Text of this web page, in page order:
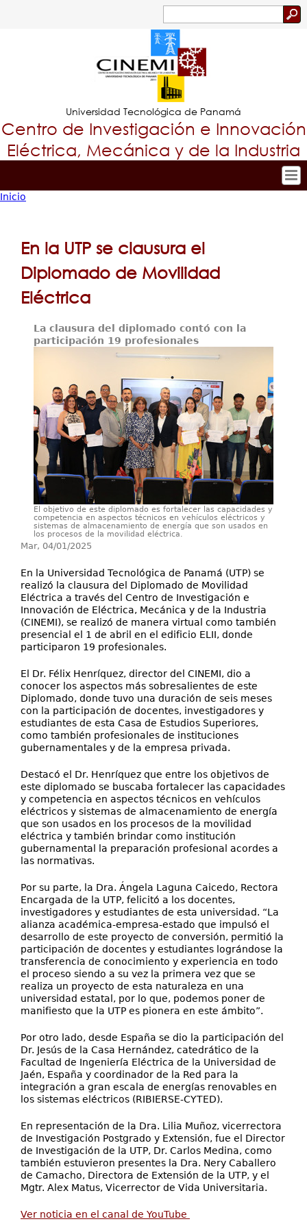
Jump to navigation
Formulario
de
búsqueda
Universidad Tecnológica de Panamá
Centro de Investigación e Innovación
Eléctrica, Mecánica y de la Industria
Tropical
Principal
Investigación y Desarrollo
Proyectos de Investigación
Extensión
Eventos
Contáctenos
está
aquí
Inicio
En la UTP se clausura el
Diplomado de Movilidad
Eléctrica
La clausura del diplomado contó con la
participación 19 profesionales
El objetivo de este diplomado es fortalecer las capacidades y
competencia en aspectos técnicos en vehículos eléctricos y
sistemas de almacenamiento de energía que son usados en
los procesos de la movilidad eléctrica.
Mar, 04/01/2025
En la Universidad Tecnológica de Panamá (UTP) se
realizó la clausura del Diplomado de Movilidad
Eléctrica a través del Centro de Investigación e
Innovación de Eléctrica, Mecánica y de la Industria
(CINEMI), se realizó de manera virtual como también
presencial el 1 de abril en el edificio ELII, donde
participaron 19 profesionales.
El Dr. Félix Henríquez, director del CINEMI, dio a
conocer los aspectos más sobresalientes de este
Diplomado, donde tuvo una duración de seis meses
con la participación de docentes, investigadores y
estudiantes de esta Casa de Estudios Superiores,
como también profesionales de instituciones
gubernamentales y de la empresa privada.
Destacó el Dr. Henríquez que entre los objetivos de
este diplomado se buscaba fortalecer las capacidades
y competencia en aspectos técnicos en vehículos
eléctricos y sistemas de almacenamiento de energía
que son usados en los procesos de la movilidad
eléctrica y también brindar como institución
gubernamental la preparación profesional acordes a
las normativas.
Por su parte, la Dra. Ángela Laguna Caicedo, Rectora
Encargada de la UTP, felicitó a los docentes,
investigadores y estudiantes de esta universidad. “La
alianza académica-empresa-estado que impulsó el
desarrollo de este proyecto de conversión, permitió la
participación de docentes y estudiantes lográndose la
transferencia de conocimiento y experiencia en todo
el proceso siendo a su vez la primera vez que se
realiza un proyecto de esta naturaleza en una
universidad estatal, por lo que, podemos poner de
manifiesto que la UTP es pionera en este ámbito”.
Por otro lado, desde España se dio la participación del
Dr. Jesús de la Casa Hernández, catedrático de la
Facultad de Ingeniería Eléctrica de la Universidad de
Jaén, España y coordinador de la Red para la
integración a gran escala de energías renovables en
los sistemas eléctricos (RIBIERSE-CYTED).
En representación de la Dra. Lilia Muñoz, vicerrectora
de Investigación Postgrado y Extensión, fue el Director
de Investigación de la UTP, Dr. Carlos Medina, como
también estuvieron presentes la Dra. Nery Caballero
de Camacho, Directora de Extensión de la UTP, y el
Mgtr. Alex Matus, Vicerrector de Vida Universitaria.
Ver noticia en el canal de YouTube